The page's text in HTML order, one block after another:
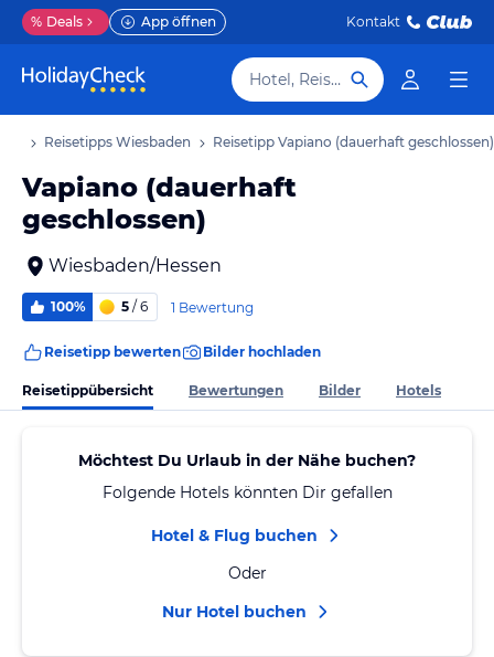
% Deals App öffnen Kontakt
Hotel, Reiseziel
Reisetipps Wiesbaden Reisetipp Vapiano (dauerhaft geschlossen)
Vapiano (dauerhaft
geschlossen)
Wiesbaden/Hessen
100% 5 / 6 1 Bewertung
Reisetipp bewerten Bilder hochladen
Reisetippübersicht Bewertungen Bilder Hotels
Möchtest Du Urlaub in der Nähe buchen?
Folgende Hotels könnten Dir gefallen
Hotel & Flug buchen
Oder
Nur Hotel buchen